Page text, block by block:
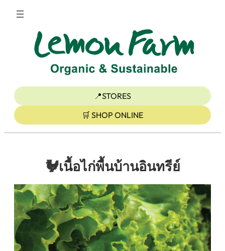
ข้าม
📍STORES
🛒 SHOP ONLINE
🐓เนื้อไก่พื้นบ้านอินทรีย์